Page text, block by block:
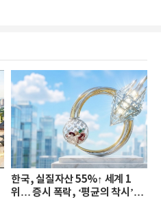
한국, 실질자산 55%↑ 세계 1
위… 증시 폭락, ‘평균의 착시’와